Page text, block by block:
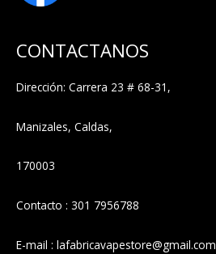
CONTACTANOS
Dirección: Carrera 23 # 68-31,
Manizales, Caldas,
170003
Contacto : 301 7956788
E-mail : lafabricavapestore@gmail.com